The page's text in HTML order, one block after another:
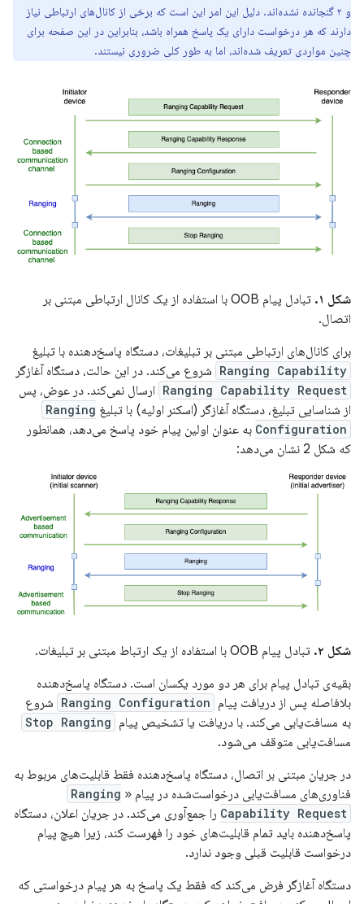
و ۲ گنجانده نشده‌اند. دلیل این امر این است که برخی از کانال‌های ارتباطی نیاز
دارند که هر درخواست دارای یک پاسخ همراه باشد، بنابراین در این صفحه برای
چنین مواردی تعریف شده‌اند، اما به طور کلی ضروری نیستند.
شکل ۱.
تبادل پیام OOB با استفاده از یک کانال ارتباطی مبتنی بر
اتصال.
برای کانال‌های ارتباطی مبتنی بر تبلیغات، دستگاه پاسخ‌دهنده با تبلیغ
Ranging Capability شروع می‌کند. در این حالت، دستگاه آغازگر
Ranging Capability Request ارسال نمی‌کند. در عوض، پس
از شناسایی تبلیغ، دستگاه آغازگر (اسکنر اولیه) با تبلیغ Ranging
Configuration به عنوان اولین پیام خود پاسخ می‌دهد، همانطور
که شکل 2 نشان می‌دهد:
شکل ۲.
تبادل پیام OOB با استفاده از یک ارتباط مبتنی بر تبلیغات.
بقیه‌ی تبادل پیام برای هر دو مورد یکسان است. دستگاه پاسخ‌دهنده
بلافاصله پس از دریافت پیام Ranging Configuration شروع
به مسافت‌یابی می‌کند. با دریافت یا تشخیص پیام Stop Ranging
مسافت‌یابی متوقف می‌شود.
در جریان مبتنی بر اتصال، دستگاه پاسخ‌دهنده فقط قابلیت‌های مربوط به
فناوری‌های مسافت‌یابی درخواست‌شده در پیام « Ranging
Capability Request را جمع‌آوری می‌کند. در جریان اعلان، دستگاه
پاسخ‌دهنده باید تمام قابلیت‌های خود را فهرست کند، زیرا هیچ پیام
درخواست قابلیت قبلی وجود ندارد.
دستگاه آغازگر فرض می‌کند که فقط یک پاسخ به هر پیام درخواستی که